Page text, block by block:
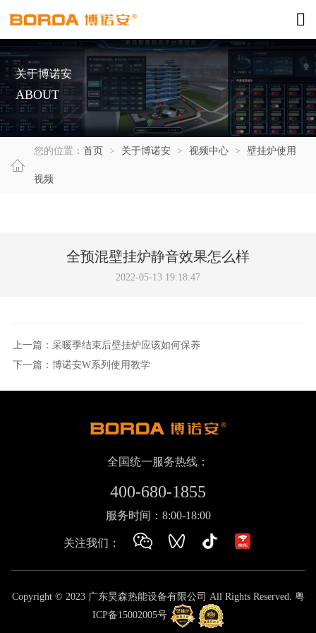
关于博诺安
ABOUT
您的位置： 首页 > 关于博诺安 > 视频中心 > 壁挂炉使用
视频
全预混壁挂炉静音效果怎么样
2022-05-13 19:18:47
上一篇：采暖季结束后壁挂炉应该如何保养
下一篇：博诺安W系列使用教学
全国统一服务热线：
400-680-1855
服务时间：8:00-18:00
关注我们：
Copyright © 2023 广东昊森热能设备有限公司 All Rights Reserved. 粤
ICP备15002005号